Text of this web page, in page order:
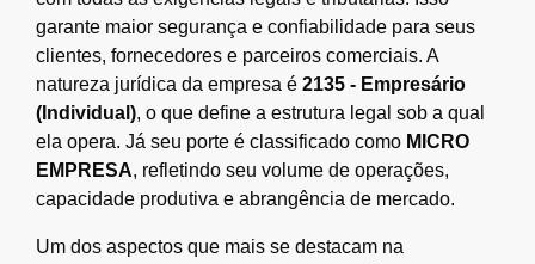
garante maior segurança e confiabilidade para seus
clientes, fornecedores e parceiros comerciais. A
natureza jurídica da empresa é 2135 - Empresário
(Individual), o que define a estrutura legal sob a qual
ela opera. Já seu porte é classificado como MICRO
EMPRESA, refletindo seu volume de operações,
capacidade produtiva e abrangência de mercado.
Um dos aspectos que mais se destacam na